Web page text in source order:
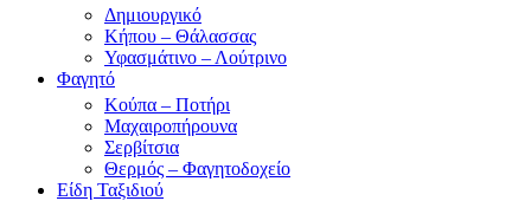
Δημιουργικό
Κήπου – Θάλασσας
Υφασμάτινο – Λούτρινο
Φαγητό
Κούπα – Ποτήρι
Μαχαιροπήρουνα
Σερβίτσια
Θερμός – Φαγητοδοχείο
Είδη Ταξιδιού